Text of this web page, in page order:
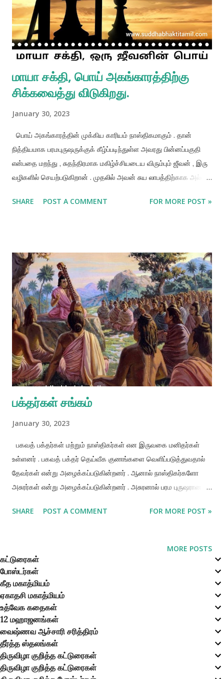
பிரம்மன் . அந்த மாயா ஒளியில் வைகுந்தங்கள் எனப்படும் ஆன்மீகக்
கோள்கள் உள்ளன , அதன் ...
மாயா சக்தி, பொய் அகங்காரத்திற்கு
சிக்கவைத்து விடுகிறது.
January 30, 2023
பொய் அகங்காரத்தின் முக்கிய காரியம் நாஸ்திகமாகும் . தான்
நித்தியமாக பரமபுருஷருக்குக் கீழ்ப்படிந்துள்ள அவரது பின்னப்பகுதி
என்பதை மறந்து , சுதந்திரமாக மகிழ்ச்சியடைய விரும்பும் ஜீவன் , இரு
வழிகளில் செயற்படுகிறான் . முதலில் அவன் சுய லாபத்திற்காக அல்லது
காலமாக பலன் கருதும் செயலில் ஈடுபட்டுக் களைப்படைந்த பின் ,
விரிக்கப்படும் கடைசி வலையாகும் . இந்த மாயா சக்தி , பொய்
அகங்காரத்திற்கு சிக்கவைத்து விடுகிறது . பரபிரம்மத்தைப் பற்றிய
தத்துவார்த்தமான கற்பனைகளை விட்டுவிடுவதுதான் , பொய்
அகங்காரத்திலிருந்து விடுபடுவதற்குரிய மிகச் சிறந்த வழியாகும் .
மனோ தத்துவக் கற்பனைகளால் பரபிரம்மத்தை உணர
முடியாதென்பதை உறுதியாக ஒருவன் அறிய வேண்டும் . பரபிரம்மத்தை
, அல்லது பரமபுருஷ பகவானைப் பற்றி , தகுதியுள்ள ஒர் அ...
SHARE POST A COMMENT FOR MORE POST »
பக்தர்கள் சங்கம்
January 30, 2023
பகவத் பக்தர்கள் மற்றும் நாஸ்திகர்கள் என இருவகை மனிதர்கள்
உள்ளனர் . பகவத் பக்தர் தெய்வீக குணங்களை வெளிப்படுத்துவதால்
தேவர்கள் என்று அழைக்கப்படுகின்றனர் . ஆனால் நாஸ்திகர்களோ
அசுரர்கள் என்று அழைக்கப்படுகின்றனர் . அசுரனால் பரம புருஷரான
முயல்வதிலேயே எப்பொழுதும் சுறுசுறுப்பாக உள்ளனர் . ஆனால்
வகைப்பட்ட உபகரணங்களாகவோ தோன்றிய உடனேயே அசுரர்கள்
முற்றிலும் முறியடிக்கப்பட்டு விடுகின்றனர் . பகவானின் புனித
நாமத்தைப் பாடுவதால் பேயும் பறந்துவிடும் என்று கூறப்படுகிறது .
பகவானுடைய உபகரணங்களின் பட்டியலில் சிறந்த முனிவர்களும ,
பகவத் பக்தர்களும் கூட அடங்குவர் . எனவே சாதுவான பக்தரொருவர்
தோன்றிய உடனேயே பிசாசு போன்ற பாவங்கள் உடனே அழிந்து
விடுகின்றன . இதுவே வேத சாஸ்திரங்களின் தீர்ப்பாகும் . எனவே ,
அசுரர்களும் , பேய் பிசாசுகளும் தங்களுடைய கெட்ட ஆதிக்கத்தைச்
செலுத்த முடியாதபட...
SHARE POST A COMMENT FOR MORE POST »
MORE POSTS
கட்டுரைகள்
போஸ்டர்கள்
கீத மகாத்மியம்
ஏகாதசி மகாத்மியம்
உத்வேக கதைகள்
12 மஹாஜனங்கள்
வைஷ்ணவ ஆச்சாரி சரித்திரம்
தீர்த்த ஸ்தலங்கள்
திருவிழா குறித்த கட்டுரைகள்
திருவிழா குறித்த கட்டுரைகள்